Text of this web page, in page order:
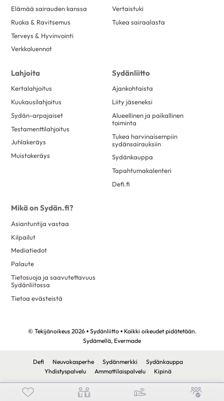
Elämää sairauden kanssa
Ruoka & Ravitsemus
Terveys & Hyvinvointi
Verkkoluennot
Vertaistuki
Tukea sairaalasta
Lahjoita
Kertalahjoitus
Kuukausilahjoitus
Sydän-arpajaiset
Testamenttilahjoitus
Juhlakeräys
Muistokeräys
Sydänliitto
Ajankohtaista
Liity jäseneksi
Alueellinen ja paikallinen
toiminta
Tukea harvinaisempiin
sydänsairauksiin
Sydänkauppa
Tapahtumakalenteri
Defi.fi
Mikä on Sydän.fi?
Asiantuntija vastaa
Kilpailut
Mediatiedot
Palaute
Tietosuoja ja saavutettavuus
Sydänliitossa
Tietoa evästeistä
© Tekijänoikeus 2026 • Sydänliitto • Kaikki oikeudet pidätetään.
Sydämellä, Evermade
Defi Neuvokasperhe Sydänmerkki
Sydänkauppa
Yhdistyspalvelu
Ammattilaispalvelu Kipinä